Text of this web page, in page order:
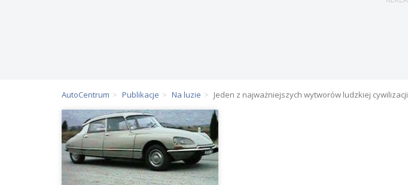
AutoCentrum Publikacje Na luzie Jeden z najważniejszych wytworów ludzkiej cywilizacji